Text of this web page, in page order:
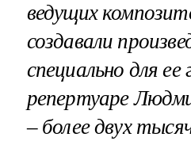
ведущих
создавали
специально для ее
репертуаре
– более двух